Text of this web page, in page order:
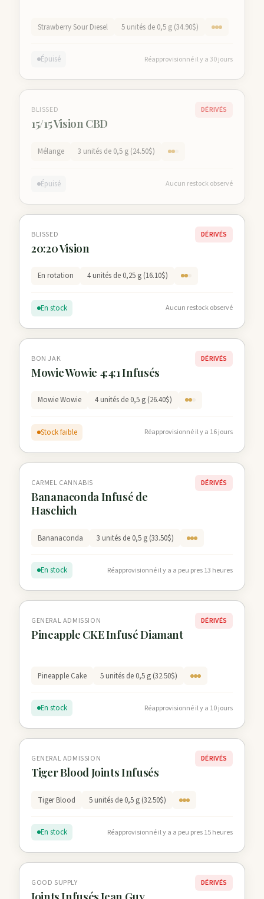
Strawberry Sour Diesel 5 unités de 0,5 g (34.90$)
Épuisé Réapprovisionné il y a 30 jours
BLISSED
15/15 Vision CBD
DÉRIVÉS
Mélange 3 unités de 0,5 g (24.50$)
Épuisé Aucun restock observé
BLISSED
20:20 Vision
DÉRIVÉS
En rotation 4 unités de 0,25 g (16.10$)
En stock Aucun restock observé
BON JAK
Mowie Wowie 4:4:1 Infusés
DÉRIVÉS
Mowie Wowie 4 unités de 0,5 g (26.40$)
Stock faible Réapprovisionné il y a 16 jours
CARMEL CANNABIS
Bananaconda Infusé de
Haschich
DÉRIVÉS
Bananaconda 3 unités de 0,5 g (33.50$)
En stock Réapprovisionné il y a a peu pres 13 heures
GENERAL ADMISSION
Pineapple CKE Infusé Diamant
DÉRIVÉS
Pineapple Cake 5 unités de 0,5 g (32.50$)
En stock Réapprovisionné il y a 10 jours
GENERAL ADMISSION
Tiger Blood Joints Infusés
DÉRIVÉS
Tiger Blood 5 unités de 0,5 g (32.50$)
En stock Réapprovisionné il y a a peu pres 15 heures
GOOD SUPPLY DÉRIVÉS